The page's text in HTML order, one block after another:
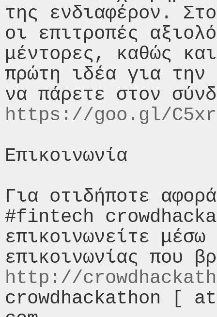
της ενδιαφέρον.
οι επιτροπές
μέντορες, καθώς
πρώτη ιδέα για την
https://goo.gl/
Επικοινωνία
Για οτιδήποτε
#fintech
επικοινωνείτε
http://
crowdhackathon [